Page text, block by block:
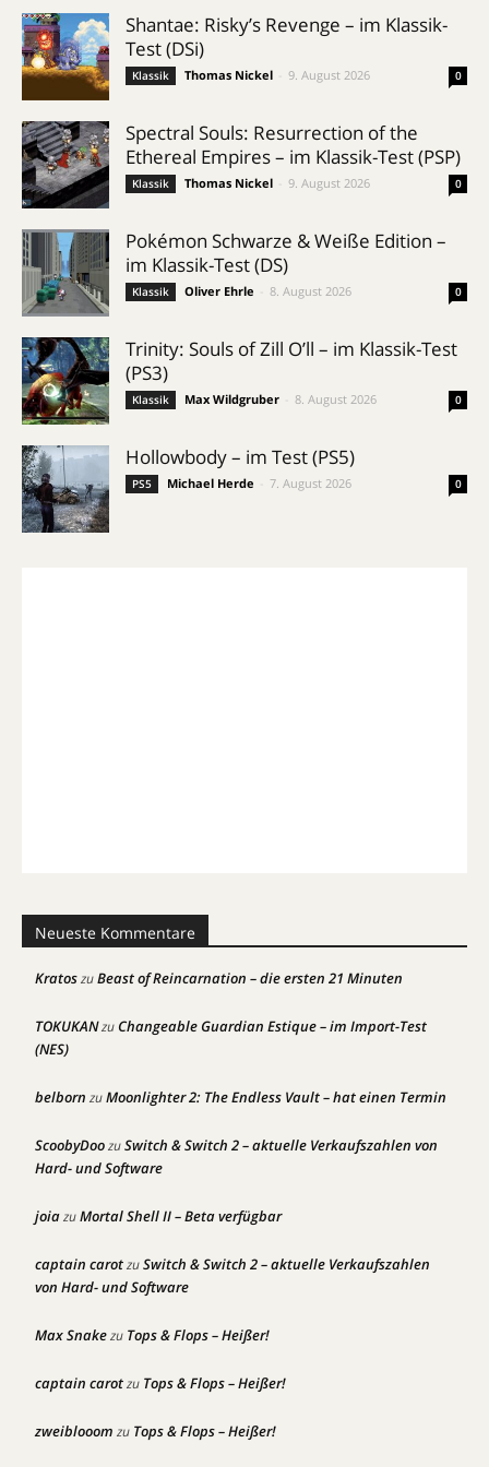
Shantae: Risky’s Revenge – im Klassik-
Test (DSi)
Klassik Thomas Nickel 9. August 2026 0
Spectral Souls: Resurrection of the
Ethereal Empires – im Klassik-Test (PSP)
Klassik Thomas Nickel 9. August 2026 0
Pokémon Schwarze & Weiße Edition –
im Klassik-Test (DS)
Klassik Oliver Ehrle 8. August 2026 0
Trinity: Souls of Zill O’ll – im Klassik-Test
(PS3)
Klassik Max Wildgruber 8. August 2026 0
Hollowbody – im Test (PS5)
PS5 Michael Herde 7. August 2026 0
Neueste Kommentare
KratoszuBeast of Reincarnation – die ersten 21 Minuten
TOKUKANzuChangeable Guardian Estique – im Import-Test
(NES)
belborn zuMoonlighter 2: The Endless Vault – hat einen Termin
ScoobyDoozuSwitch & Switch 2 – aktuelle Verkaufszahlen von
Hard- und Software
joiazuMortal Shell II – Beta verfügbar
captain carotzuSwitch & Switch 2 – aktuelle Verkaufszahlen
von Hard- und Software
Max Snakezu Tops & Flops – Heißer!
captain carotzu Tops & Flops – Heißer!
zweiblooom zu Tops & Flops – Heißer!